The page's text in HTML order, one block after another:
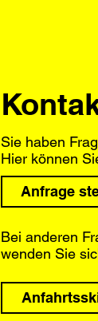
Sie haben
Hier können
Anfrage
Bei anderen
wenden Sie